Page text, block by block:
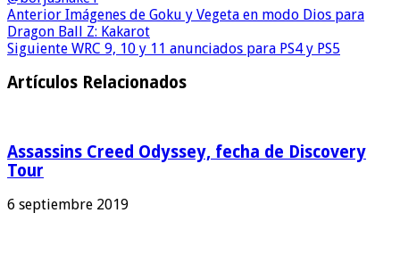
Anterior Imágenes de Goku y Vegeta en modo Dios para
Dragon Ball Z: Kakarot
Siguiente WRC 9, 10 y 11 anunciados para PS4 y PS5
Artículos Relacionados
Assassins Creed Odyssey, fecha de Discovery
Tour
6 septiembre 2019